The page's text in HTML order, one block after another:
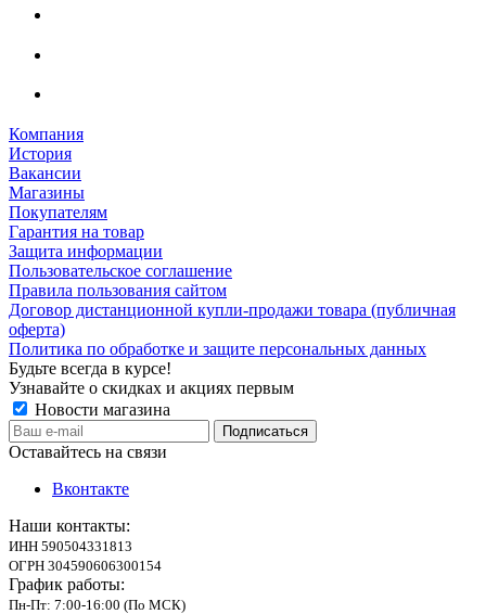
Компания
История
Вакансии
Магазины
Покупателям
Гарантия на товар
Защита информации
Пользовательское соглашение
Правила пользования сайтом
Договор дистанционной купли-продажи товара (публичная
оферта)
Политика по обработке и защите персональных данных
Будьте всегда в курсе!
Узнавайте о скидках и акциях первым
Новости магазина
Оставайтесь на связи
Вконтакте
Наши контакты:
ИНН 590504331813
ОГРН 304590606300154
График работы:
Пн-Пт: 7:00-16:00 (По МСК)